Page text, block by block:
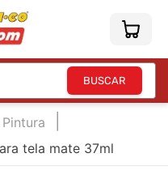
Pintura
tela mate 37ml